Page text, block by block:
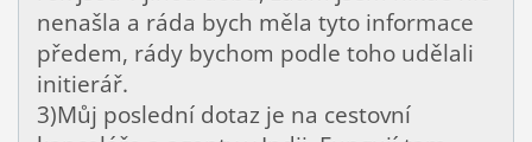
nenašla a ráda bych měla tyto informace
předem, rády bychom podle toho udělali
initierář.
3)Můj poslední dotaz je na cestovní